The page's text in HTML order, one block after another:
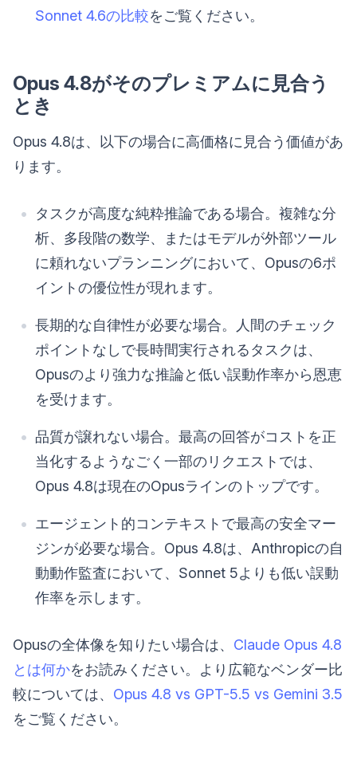
Sonnet 4.6の比較をご覧ください。
Opus 4.8がそのプレミアムに見合う
とき
Opus 4.8は、以下の場合に高価格に見合う価値があ
ります。
タスクが高度な純粋推論である場合。複雑な分
析、多段階の数学、またはモデルが外部ツール
に頼れないプランニングにおいて、Opusの6ポ
イントの優位性が現れます。
長期的な自律性が必要な場合。人間のチェック
ポイントなしで長時間実行されるタスクは、
Opusのより強力な推論と低い誤動作率から恩恵
を受けます。
品質が譲れない場合。最高の回答がコストを正
当化するようなごく一部のリクエストでは、
Opus 4.8は現在のOpusラインのトップです。
エージェント的コンテキストで最高の安全マー
ジンが必要な場合。Opus 4.8は、Anthropicの自
動動作監査において、Sonnet 5よりも低い誤動
作率を示します。
Opusの全体像を知りたい場合は、 Claude Opus 4.8
とは何かをお読みください。より広範なベンダー比
較については、 Opus 4.8 vs GPT-5.5 vs Gemini 3.5
をご覧ください。